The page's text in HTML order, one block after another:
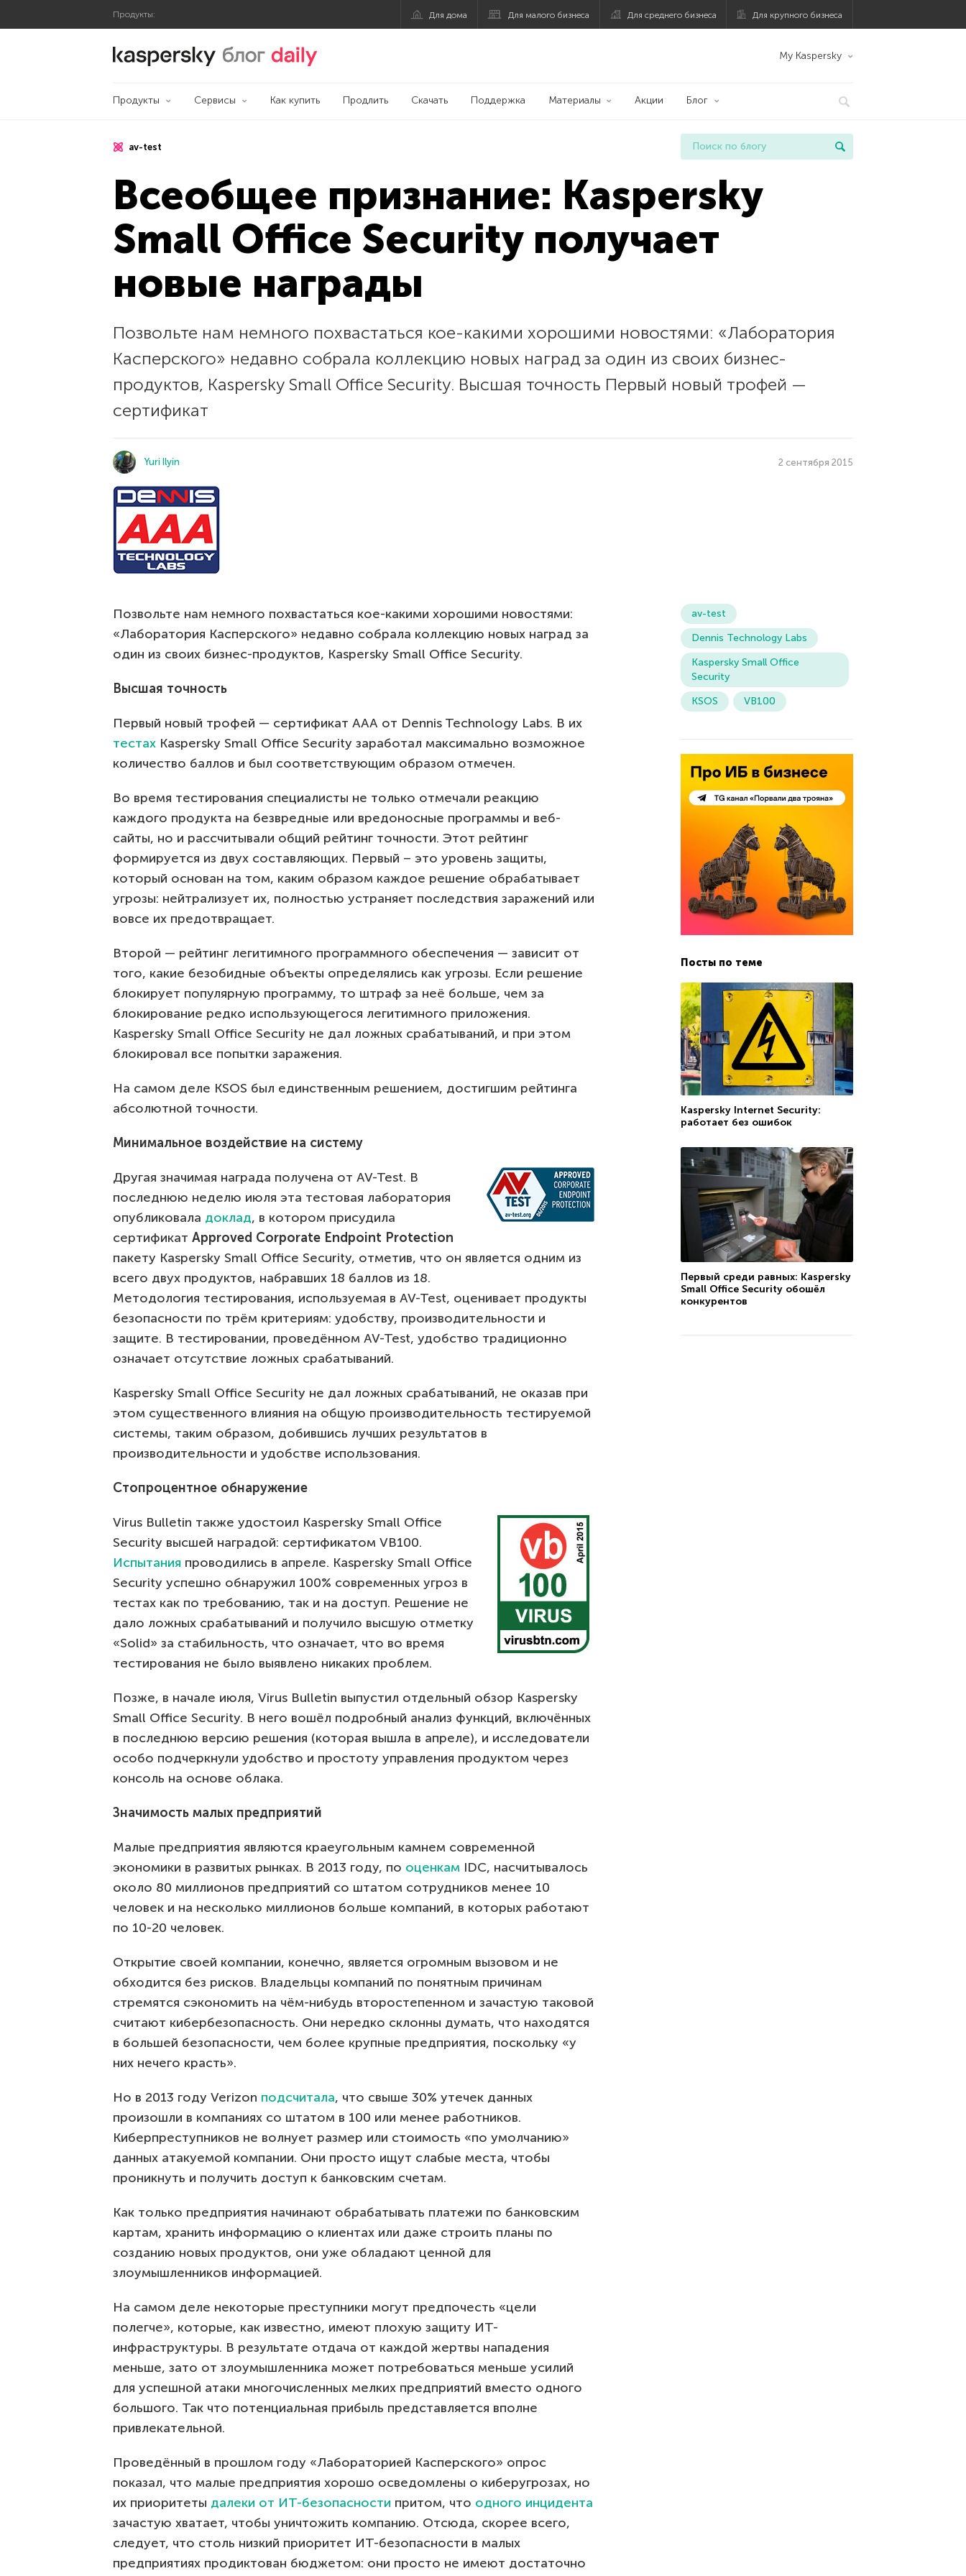
Продукты: Для дома Для малого бизнеса Для среднего бизнеса Для крупного бизнеса
Блог Касперского My Kaspersky
Продукты Сервисы Как купить Продлить Скачать Поддержка Материалы Акции Блог
av-test
Всеобщее признание: Kaspersky
Small Office Security получает
новые награды
Позвольте нам немного похвастаться кое-какими хорошими новостями: «Лаборатория
Касперского» недавно собрала коллекцию новых наград за один из своих бизнес-
продуктов, Kaspersky Small Office Security. Высшая точность Первый новый трофей —
сертификат
Yuri Ilyin 2 сентября 2015
Позвольте нам немного похвастаться кое-какими хорошими новостями:
«Лаборатория Касперского» недавно собрала коллекцию новых наград за
один из своих бизнес-продуктов, Kaspersky Small Office Security.
Высшая точность
Первый новый трофей — сертификат ААА от Dennis Technology Labs. В их
тестах Kaspersky Small Office Security заработал максимально возможное
количество баллов и был соответствующим образом отмечен.
Во время тестирования специалисты не только отмечали реакцию
каждого продукта на безвредные или вредоносные программы и веб-
сайты, но и рассчитывали общий рейтинг точности. Этот рейтинг
формируется из двух составляющих. Первый – это уровень защиты,
который основан на том, каким образом каждое решение обрабатывает
угрозы: нейтрализует их, полностью устраняет последствия заражений или
вовсе их предотвращает.
Второй — рейтинг легитимного программного обеспечения — зависит от
того, какие безобидные объекты определялись как угрозы. Если решение
блокирует популярную программу, то штраф за неё больше, чем за
блокирование редко использующегося легитимного приложения.
Kaspersky Small Office Security не дал ложных срабатываний, и при этом
блокировал все попытки заражения.
На самом деле KSOS был единственным решением, достигшим рейтинга
абсолютной точности.
Минимальное воздействие на систему
Другая значимая награда получена от AV-Test. В
последнюю неделю июля эта тестовая лаборатория
опубликовала доклад, в котором присудила
сертификат Approved Corporate Endpoint Protection
пакету Kaspersky Small Office Security, отметив, что он является одним из
всего двух продуктов, набравших 18 баллов из 18.
Методология тестирования, используемая в AV-Test, оценивает продукты
безопасности по трём критериям: удобству, производительности и
защите. В тестировании, проведённом AV-Test, удобство традиционно
означает отсутствие ложных срабатываний.
Kaspersky Small Office Security не дал ложных срабатываний, не оказав при
этом существенного влияния на общую производительность тестируемой
системы, таким образом, добившись лучших результатов в
производительности и удобстве использования.
Стопроцентное обнаружение
Virus Bulletin также удостоил Kaspersky Small Office
Security высшей наградой: сертификатом VB100.
Испытания проводились в апреле. Kaspersky Small Office
Security успешно обнаружил 100% современных угроз в
тестах как по требованию, так и на доступ. Решение не
дало ложных срабатываний и получило высшую отметку
«Solid» за стабильность, что означает, что во время
тестирования не было выявлено никаких проблем.
Позже, в начале июля, Virus Bulletin выпустил отдельный обзор Kaspersky
Small Office Security. В него вошёл подробный анализ функций, включённых
в последнюю версию решения (которая вышла в апреле), и исследователи
особо подчеркнули удобство и простоту управления продуктом через
консоль на основе облака.
Значимость малых предприятий
Малые предприятия являются краеугольным камнем современной
экономики в развитых рынках. В 2013 году, по оценкам IDC, насчитывалось
около 80 миллионов предприятий со штатом сотрудников менее 10
человек и на несколько миллионов больше компаний, в которых работают
по 10-20 человек.
Открытие своей компании, конечно, является огромным вызовом и не
обходится без рисков. Владельцы компаний по понятным причинам
стремятся сэкономить на чём-нибудь второстепенном и зачастую таковой
считают кибербезопасность. Они нередко склонны думать, что находятся
в большей безопасности, чем более крупные предприятия, поскольку «у
них нечего красть».
Но в 2013 году Verizon подсчитала, что свыше 30% утечек данных
произошли в компаниях со штатом в 100 или менее работников.
Киберпреступников не волнует размер или стоимость «по умолчанию»
данных атакуемой компании. Они просто ищут слабые места, чтобы
проникнуть и получить доступ к банковским счетам.
Как только предприятия начинают обрабатывать платежи по банковским
картам, хранить информацию о клиентах или даже строить планы по
созданию новых продуктов, они уже обладают ценной для
злоумышленников информацией.
На самом деле некоторые преступники могут предпочесть «цели
полегче», которые, как известно, имеют плохую защиту ИТ-
инфраструктуры. В результате отдача от каждой жертвы нападения
меньше, зато от злоумышленника может потребоваться меньше усилий
для успешной атаки многочисленных мелких предприятий вместо одного
большого. Так что потенциальная прибыль представляется вполне
привлекательной.
Проведённый в прошлом году «Лабораторией Касперского» опрос
показал, что малые предприятия хорошо осведомлены о киберугрозах, но
их приоритеты далеки от ИТ-безопасности притом, что одного инцидента
зачастую хватает, чтобы уничтожить компанию. Отсюда, скорее всего,
следует, что столь низкий приоритет ИТ-безопасности в малых
предприятиях продиктован бюджетом: они просто не имеют достаточно
av-test
Dennis Technology Labs
Kaspersky Small Office
Security
KSOS
VB100
Посты по теме
Kaspersky Internet Security:
работает без ошибок
Первый среди равных: Kaspersky
Small Office Security обошёл
конкурентов